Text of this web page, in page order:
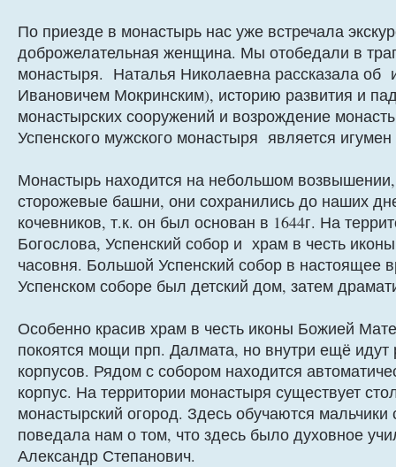
По приезде в монастырь нас уже встречала
доброжелательная женщина. Мы отобедали в
монастыря. Наталья Николаевна рассказала об
Ивановичем Мокринским), историю развития и
монастырских сооружений и возрождение
Успенского мужского монастыря является
Монастырь находится на небольшом
сторожевые башни, они сохранились до наших
кочевников, т.к. он был основан в 1644г. На
Богослова, Успенский собор и храм в честь
часовня. Большой Успенский собор в настоящее
Успенском соборе был детский дом, затем
Особенно красив храм в честь иконы Божией
покоятся мощи прп. Далмата, но внутри ещё
корпусов. Рядом с собором находится
корпус. На территории монастыря существует
монастырский огород. Здесь обучаются
поведала нам о том, что здесь было духовное
Александр Степанович.